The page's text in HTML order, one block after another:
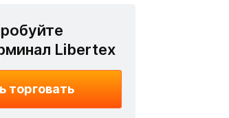
Libertex
торговать